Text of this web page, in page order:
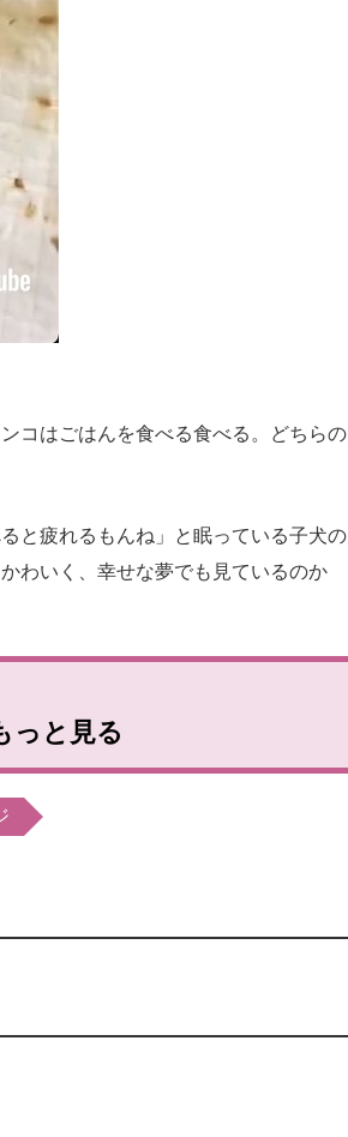
コはごはんを食べる食べる。どちらの
と疲れるもんね」と眠っている子犬の
わいく、幸せな夢でも見ているのか
っと見る